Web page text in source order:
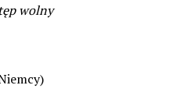
wolny